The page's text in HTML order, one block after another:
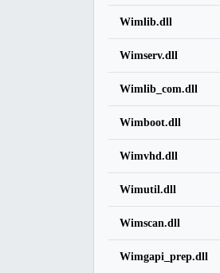
Wimlib.dll
Wimserv.dll
Wimlib_com.dll
Wimboot.dll
Wimvhd.dll
Wimutil.dll
Wimscan.dll
Wimgapi_prep.dll